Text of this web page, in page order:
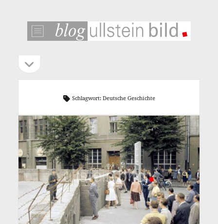
ullstein
bild
Seitenleiste
öffnen
Schlagwort: Deutsche Geschichte